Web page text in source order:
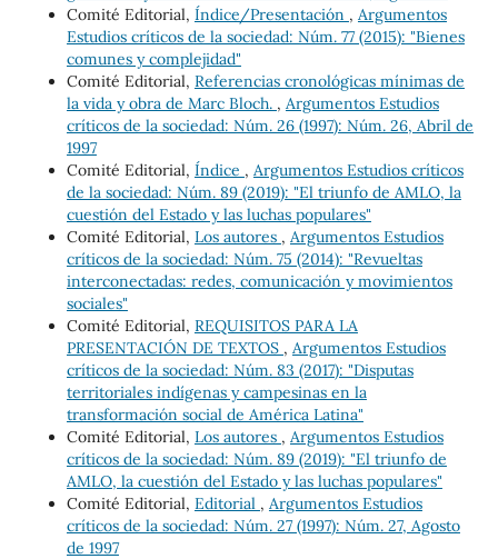
Comité Editorial, Índice/Presentación , Argumentos
Estudios críticos de la sociedad: Núm. 77 (2015): "Bienes
comunes y complejidad"
Comité Editorial, Referencias cronológicas mínimas de
la vida y obra de Marc Bloch. , Argumentos Estudios
críticos de la sociedad: Núm. 26 (1997): Núm. 26, Abril de
1997
Comité Editorial, Índice , Argumentos Estudios críticos
de la sociedad: Núm. 89 (2019): "El triunfo de AMLO, la
cuestión del Estado y las luchas populares"
Comité Editorial, Los autores , Argumentos Estudios
críticos de la sociedad: Núm. 75 (2014): "Revueltas
interconectadas: redes, comunicación y movimientos
sociales"
Comité Editorial, REQUISITOS PARA LA
PRESENTACIÓN DE TEXTOS , Argumentos Estudios
críticos de la sociedad: Núm. 83 (2017): "Disputas
territoriales indígenas y campesinas en la
transformación social de América Latina"
Comité Editorial, Los autores , Argumentos Estudios
críticos de la sociedad: Núm. 89 (2019): "El triunfo de
AMLO, la cuestión del Estado y las luchas populares"
Comité Editorial, Editorial , Argumentos Estudios
críticos de la sociedad: Núm. 27 (1997): Núm. 27, Agosto
de 1997